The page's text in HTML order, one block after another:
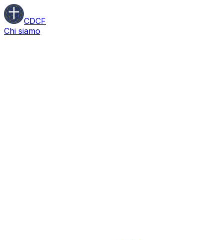
CDCF
Chi siamo